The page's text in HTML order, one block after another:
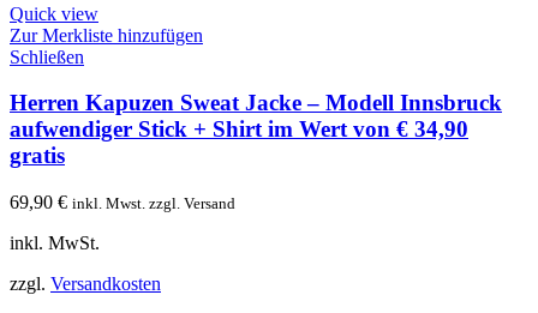
Quick view
Zur Merkliste hinzufügen
Schließen
Herren Kapuzen Sweat Jacke – Modell Innsbruck
aufwendiger Stick + Shirt im Wert von € 34,90
gratis
69,90 € inkl. Mwst. zzgl. Versand
inkl. MwSt.
zzgl. Versandkosten